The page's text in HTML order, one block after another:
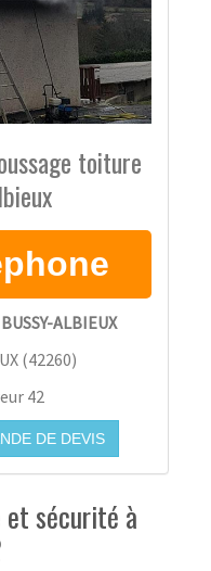
toiture
ALBIEUX
(42260)
42
DE DEVIS
sécurité à